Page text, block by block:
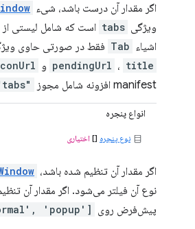
اگر مقدار آن درست باشد، شیء
ویژگی tabs است که شامل لیستی از
اشیاء Tab فقط در صورتی حاوی
pendingUrl ، title و
manifest افزونه شامل مجوز
"tabs"
انواع پنجره
نوع پنجره [] اختیاری
اگر مقدار آن تنظیم شده باشد،
نوع آن فیلتر می‌شود. اگر مقدار آن
پیش‌فرض روی ['normal', 'popup']